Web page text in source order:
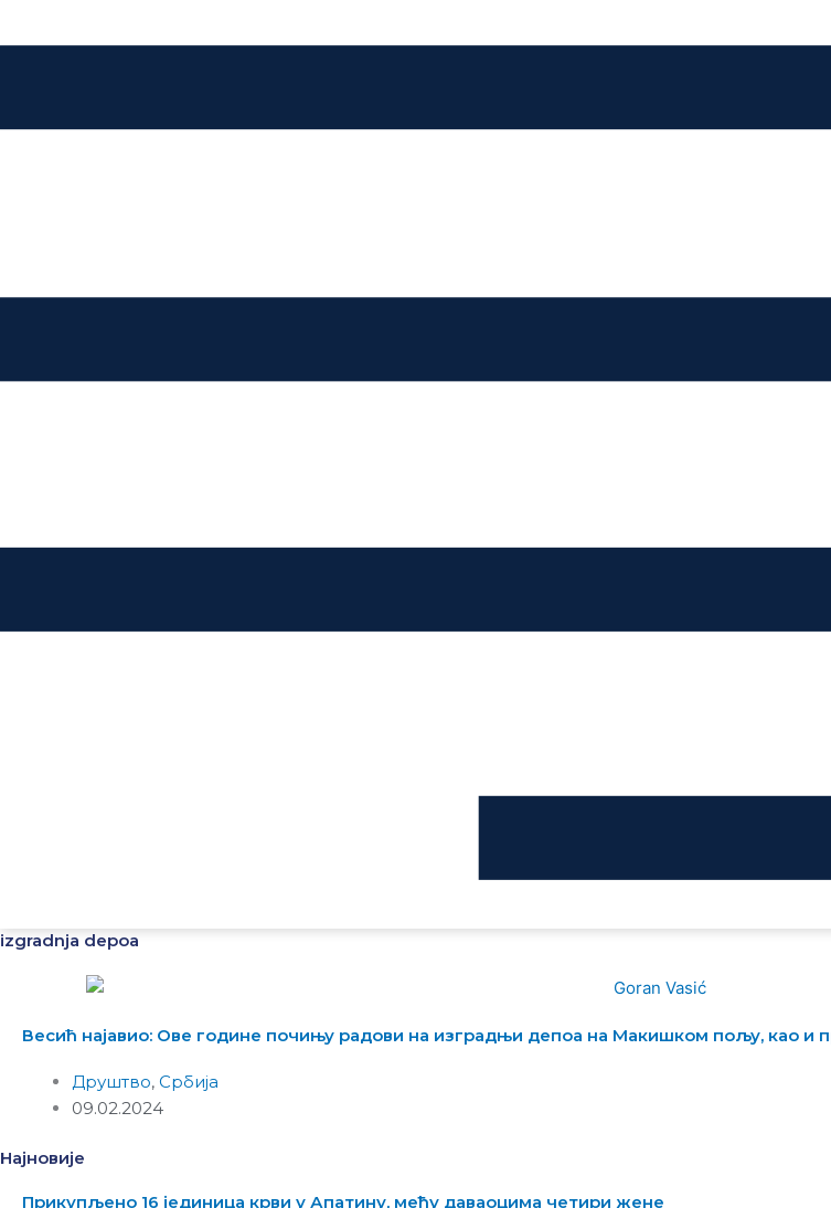
izgradnja depoa
Весић најавио: Ове године почињу радови на изградњи депоа на Макишком пољу, као и
Друштво, Србија
09.02.2024
Најновије
Прикупљено 16 јединица крви у Апатину, међу даваоцима четири жене